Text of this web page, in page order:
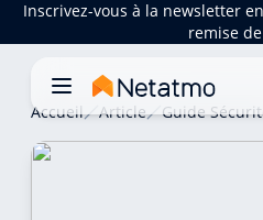
Inscrivez-vous à la newsletter
remise
Accueil Article Guide